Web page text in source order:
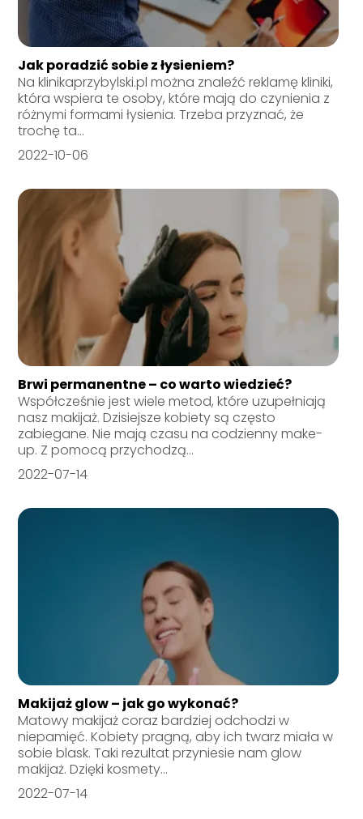
Jak poradzić sobie z łysieniem?
Na klinikaprzybylski.pl można znaleźć reklamę kliniki,
która wspiera te osoby, które mają do czynienia z
różnymi formami łysienia. Trzeba przyznać, że
trochę ta...
2022-10-06
Brwi permanentne – co warto wiedzieć?
Współcześnie jest wiele metod, które uzupełniają
nasz makijaż. Dzisiejsze kobiety są często
zabiegane. Nie mają czasu na codzienny make-
up. Z pomocą przychodzą...
2022-07-14
Makijaż glow – jak go wykonać?
Matowy makijaż coraz bardziej odchodzi w
niepamięć. Kobiety pragną, aby ich twarz miała w
sobie blask. Taki rezultat przyniesie nam glow
makijaż. Dzięki kosmety...
2022-07-14